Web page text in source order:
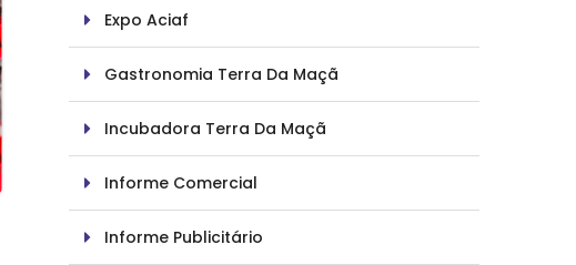
Expo Aciaf
Gastronomia Terra Da Maçã
Incubadora Terra Da Maçã
Informe Comercial
Informe Publicitário